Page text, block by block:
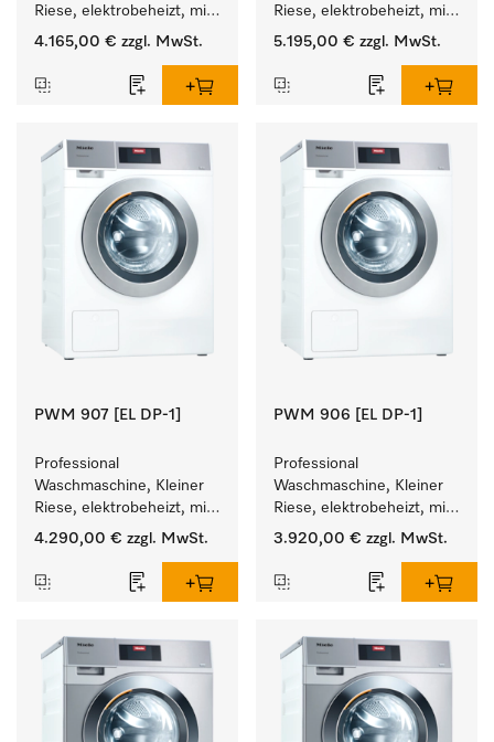
Riese, elektrobeheizt, mit
Ablaufpumpe und
Programmen.
Leistung 6 kg  in 49 min .
4.165,00 € zzgl. MwSt.
Riese, elektrobeheizt, mit
Ablaufpumpe und
Programmen.
Leistung 8 kg  in 49 min .
5.195,00 € zzgl. MwSt.
PWM 907 [EL DP-1]
Professional
Waschmaschine, Kleiner
Riese, elektrobeheizt, mit
Ablaufpumpe und
Programmen.
Leistung 7 kg  in 49 min .
4.290,00 € zzgl. MwSt.
PWM 906 [EL DP-1]
Professional
Waschmaschine, Kleiner
Riese, elektrobeheizt, mit
Ablaufpumpe und
Programmen.
Leistung 6 kg  in 49 min .
3.920,00 € zzgl. MwSt.